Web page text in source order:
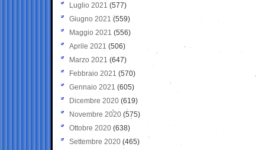
Luglio 2021 (577)
Giugno 2021(559)
Maggio 2021 (556)
Aprile 2021 (506)
Marzo 2021 (647)
Febbraio 2021 (570)
Gennaio 2021 (605)
Dicembre 2020 (619)
Novembre 2020 (575)
Ottobre 2020 (638)
Settembre 2020(465)